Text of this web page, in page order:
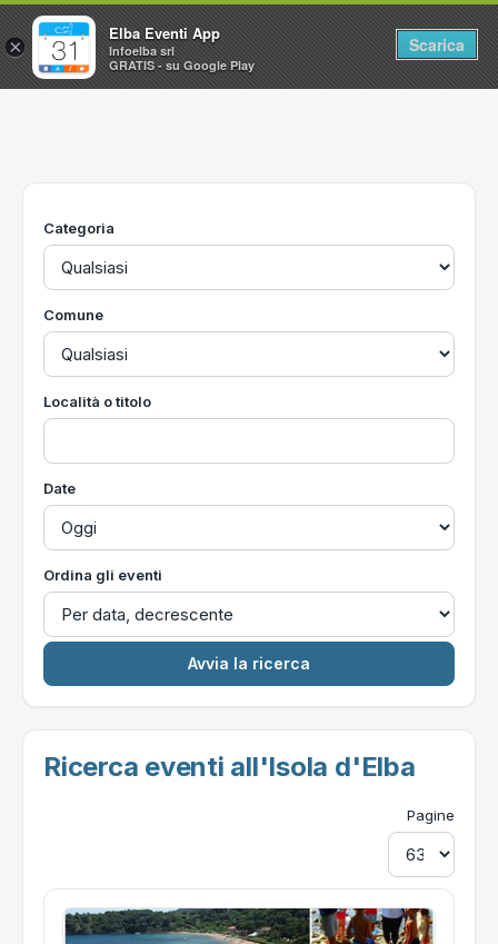
Home
Utilità
Categoria
Comune
Località o titolo
Date
Ordina gli eventi
Ricerca eventi all'Isola d'Elba
Pagine
×
Elba Eventi App
Infoelba srl
GRATIS - su Google Play
Scarica